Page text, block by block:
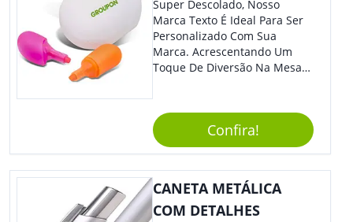
Super Descolado, Nosso
Marca Texto É Ideal Para Ser
Personalizado Com Sua
Marca. Acrescentando Um
Toque De Diversão Na Mesa
Clientes E Colaboradores. O
Grande Destaque De Eventos
E Feiras De Negócio
Confira!
CANETA METÁLICA
COM DETALHES